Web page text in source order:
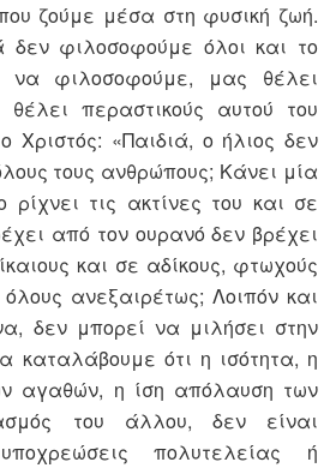
ζούμε μέσα στη φυσική ζωή.
φιλοσοφούμε όλοι και το
να φιλοσοφούμε, μας θέλει
περαστικούς αυτού του
Χριστός: «Παιδιά, ο ήλιος δεν
τους ανθρώπους; Κάνει μία
τις ακτίνες του και σε
από τον ουρανό δεν βρέχει
και σε αδίκους, φτωχούς
ανεξαιρέτως; Λοιπόν και
δεν μπορεί να μιλήσει στην
καταλάβoυμε ότι η ισότητα, η
αγαθών, η ίση απόλαυση των
του άλλου, δεν είναι
πολυτελείας ή